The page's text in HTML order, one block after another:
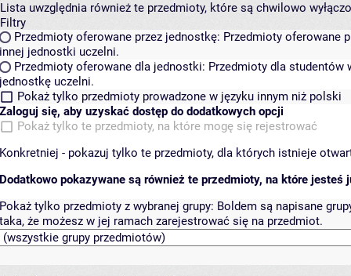
Lista uwzględnia również te przedmioty, które są chwilowo
Filtry
Przedmioty oferowane przez jednostkę: Przedmioty oferowane
innej jednostki uczelni.
Przedmioty oferowane dla jednostki: Przedmioty dla studentów
jednostkę uczelni.
Pokaż tylko przedmioty prowadzone w języku innym niż polski
Zaloguj się, aby uzyskać dostęp do dodatkowych opcji
Pokaż tylko te przedmioty, na które mogę się rejestrować
Konkretniej - pokazuj tylko te przedmioty, dla których istnieje
Dodatkowo pokazywane są również te przedmioty, na które jesteś
Pokaż tylko przedmioty z wybranej grupy: Boldem są napisane
taka, że możesz w jej ramach zarejestrować się na przedmiot.